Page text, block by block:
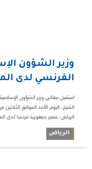
وزير الشؤون
الفرنسي لدى
استقبل معالي وزير الشؤون
الرياض، سفير جمهورية فرنسا لدى
الرياض